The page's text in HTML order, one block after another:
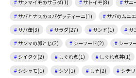
サツマイモのサラダ(1)
サトイモ(8) サニ
サバとナスのスパゲッティーニ(1)
サバのムニ
サバ缶(3)
サラダ(27) サンド(1) サ
サンマの卵とじ(2)
シーフード(2)
シーフ
シイタケ(2)
しぐれ煮(1) しぐれ煮丼(1)
シシャモ(1)
シソ(1) しそ(2) シチ